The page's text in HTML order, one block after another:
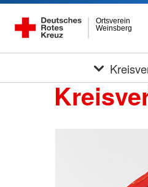
Weinsberg
Ortsverein